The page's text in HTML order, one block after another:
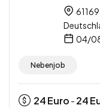
04/
Nebenjob
24Euro - 24